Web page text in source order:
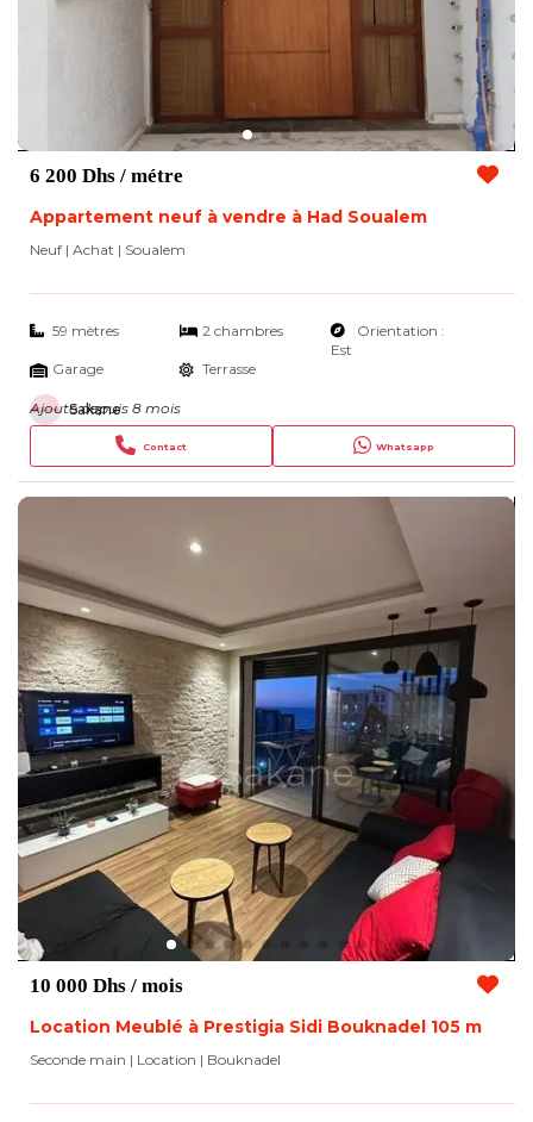
6 200 Dhs / métre
Appartement neuf à vendre à Had Soualem
Neuf | Achat | Soualem
59 mètres 2 chambres
Orientation :
Est
Garage
Terrasse
Sakane
Contact Whatsapp
Ajouté depuis 8 mois
10 000 Dhs / mois
Location Meublé à Prestigia Sidi Bouknadel 105 m
Seconde main | Location | Bouknadel